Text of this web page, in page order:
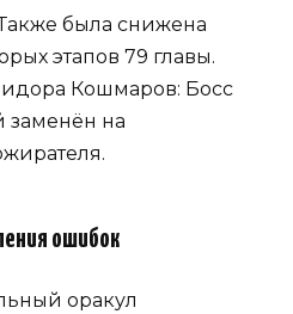
была снижена
этапов 79 главы.
Кошмаров: Босс
заменён на
ошибок
оракул